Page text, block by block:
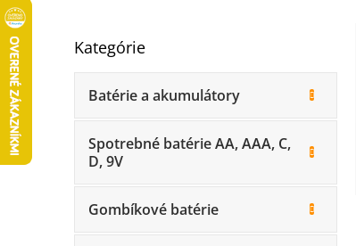
o
č
e
Preskočiť
Kategórie
Batérie a akumulátory
Spotrebné batérie AA, AAA, C,
D, 9V
Gombíkové batérie